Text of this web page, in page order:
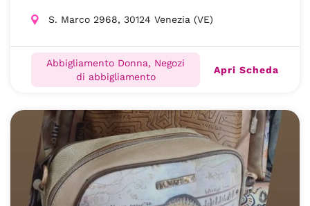
S. Marco 2968, 30124 Venezia (VE)
Abbigliamento Donna, Negozi
di abbigliamento
Apri Scheda